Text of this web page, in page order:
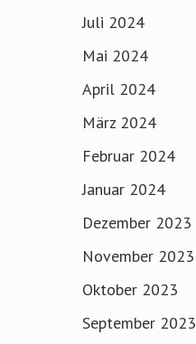
Juli 2024
Mai 2024
April 2024
März 2024
Februar 2024
Januar 2024
Dezember 2023
November 2023
Oktober 2023
September 2023